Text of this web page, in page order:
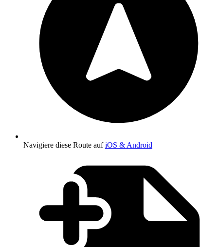
Navigiere diese Route aufiOS & Android